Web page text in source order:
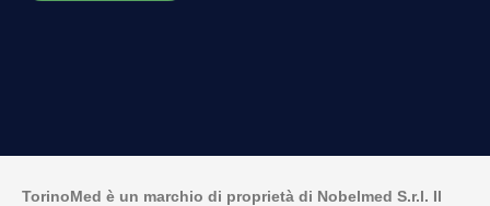
TorinoMed è un marchio di proprietà di Nobelmed S.r.l. Il